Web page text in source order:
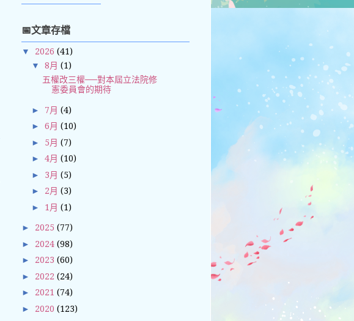
📅文章存檔
▼ 2026 (41)
▼8月(1)
五權改三權──對本屆立法院修
憲委員會的期待
► 7月(4)
►6月(10)
► 5月(7)
►4月(10)
► 3月(5)
► 2月(3)
► 1月(1)
► 2025 (77)
► 2024 (98)
► 2023 (60)
► 2022 (24)
► 2021 (74)
► 2020 (123)